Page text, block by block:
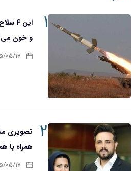
۱
این ۴
و خون
۱۴۰۵/۰۵/
۲
تصویری
همراه با
۱۴۰۵/۰۵/